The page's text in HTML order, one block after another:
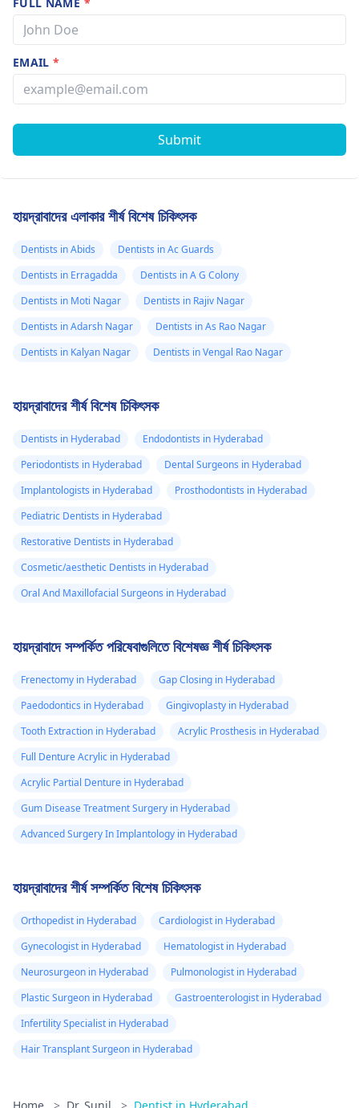
EMAIL*
Submit
হায়দ্রাবাদের এলাকার শীর্ষ বিশেষ চিকিৎসক
Dentists in Abids
Dentists in Ac Guards
Dentists in Erragadda
Dentists in A G Colony
Dentists in Moti Nagar
Dentists in Rajiv Nagar
Dentists in Adarsh Nagar
Dentists in As Rao Nagar
Dentists in Kalyan Nagar
Dentists in Vengal Rao Nagar
হায়দ্রাবাদের শীর্ষ বিশেষ চিকিৎসক
Dentists in Hyderabad
Endodontists in Hyderabad
Periodontists in Hyderabad
Dental Surgeons in Hyderabad
Implantologists in Hyderabad
Prosthodontists in Hyderabad
Pediatric Dentists in Hyderabad
Restorative Dentists in Hyderabad
Cosmetic/aesthetic Dentists in Hyderabad
Oral And Maxillofacial Surgeons in Hyderabad
হায়দ্রাবাদে সম্পর্কিত পরিষেবাগুলিতে বিশেষজ্ঞ শীর্ষ চিকিৎসক
Frenectomy in Hyderabad
Gap Closing in Hyderabad
Paedodontics in Hyderabad
Gingivoplasty in Hyderabad
Tooth Extraction in Hyderabad
Acrylic Prosthesis in Hyderabad
Full Denture Acrylic in Hyderabad
Acrylic Partial Denture in Hyderabad
Gum Disease Treatment Surgery in Hyderabad
Advanced Surgery In Implantology in Hyderabad
হায়দ্রাবাদের শীর্ষ সম্পর্কিত বিশেষ চিকিৎসক
Orthopedist in Hyderabad
Cardiologist in Hyderabad
Gynecologist in Hyderabad
Hematologist in Hyderabad
Neurosurgeon in Hyderabad
Pulmonologist in Hyderabad
Plastic Surgeon in Hyderabad
Gastroenterologist in Hyderabad
Infertility Specialist in Hyderabad
Hair Transplant Surgeon in Hyderabad